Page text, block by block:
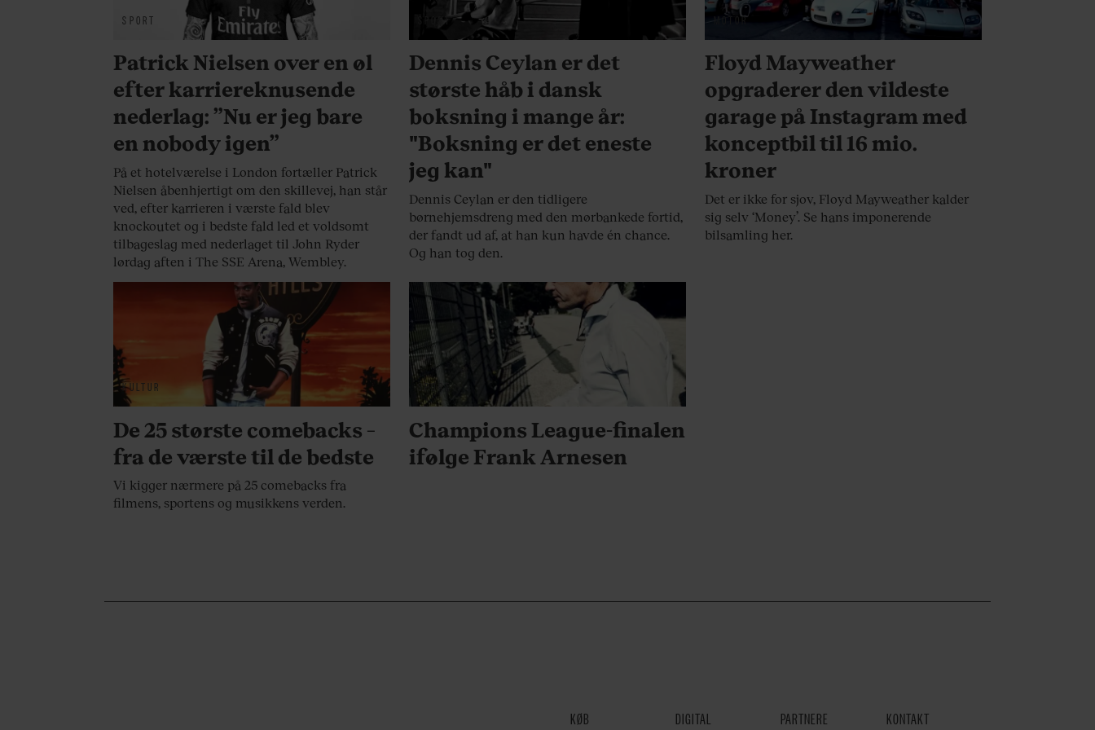
SPORT
Patrick Nielsen over en øl
efter karriereknusende
nederlag: ”Nu er jeg bare
en nobody igen”
På et hotelværelse i London fortæller Patrick
Nielsen åbenhjertigt om den skillevej, han står
ved, efter karrieren i værste fald blev
knockoutet og i bedste fald led et voldsomt
tilbageslag med nederlaget til John Ryder
lørdag aften i The SSE Arena, Wembley.
SPORT
Dennis Ceylan er det
største håb i dansk
boksning i mange år:
"Boksning er det eneste
jeg kan"
Dennis Ceylan er den tidligere
børnehjemsdreng med den mørbankede fortid,
der fandt ud af, at han kun havde én chance.
Og han tog den.
MOTOR
Floyd Mayweather
opgraderer den vildeste
garage på Instagram med
konceptbil til 16 mio.
kroner
Det er ikke for sjov, Floyd Mayweather kalder
sig selv ‘Money’. Se hans imponerende
bilsamling her.
KULTUR
De 25 største comebacks –
fra de værste til de bedste
Vi kigger nærmere på 25 comebacks fra
filmens, sportens og musikkens verden.
SPORT
Champions League-finalen
ifølge Frank Arnesen
KØB
DIGITAL PARTNERE KONTAKT